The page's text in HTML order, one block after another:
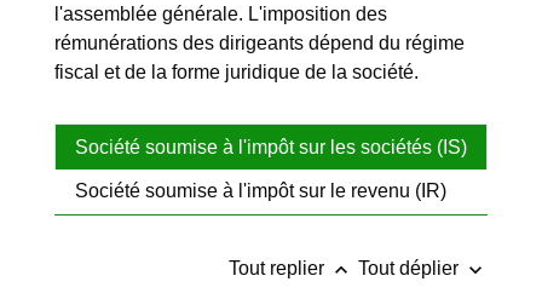
l'assemblée générale. L'imposition des
rémunérations des dirigeants dépend du régime
fiscal et de la forme juridique de la société.
Société soumise à l'impôt sur les sociétés (IS)
Société soumise à l'impôt sur le revenu (IR)
Tout replier keyboard_arrow_up Tout déplier keyboard_arrow_down